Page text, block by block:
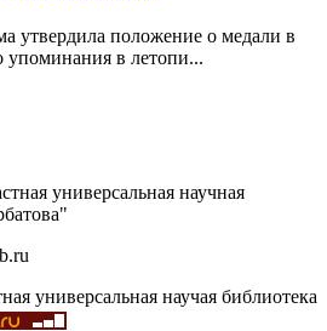
утвердила положение о медали в
упоминания в летопи...
универсальная научная
универсальная научая библиотека